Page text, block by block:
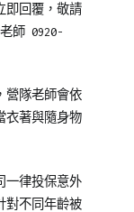
即回覆，敬請
老師 0920-
營隊老師會依
衣著與隨身物
一律投保意外
對不同年齡被